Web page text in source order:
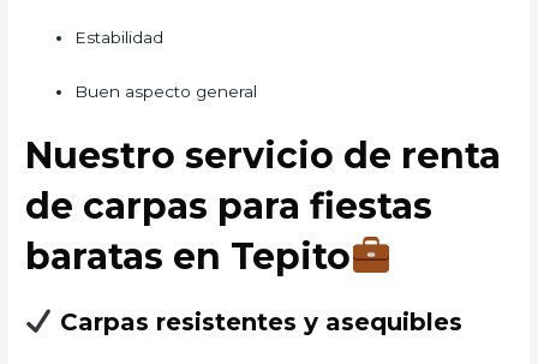
Estabilidad
Buen aspecto general
Nuestro servicio de renta
de carpas para fiestas
baratas en Tepito
Carpas resistentes y asequibles